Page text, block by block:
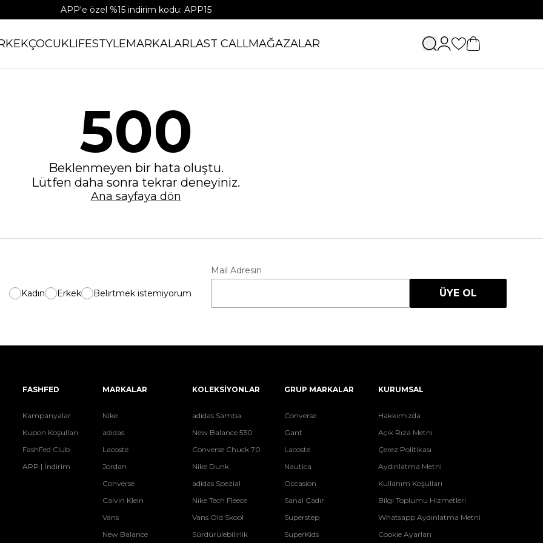
APP'e özel %15 indirim kodu: APP15
ÇOCUKLIFESTYLEMARKALARLAST CALLMAĞAZALAR
500
Beklenmeyen bir hata oluştu.
Lütfen daha sonra tekrar deneyiniz.
Ana sayfaya dön
Kadın Erkek Belirtmek istemiyorum
Mail Adresin
ÜYE OL
FASHFED
Kampanyalar
Kupon Koşulları
FashFed Club
APP | İndirim
MARKALAR
Nike
adidas
Lacoste
Jordan
Converse
Calvin Klein
Vans
New Balance
KOLEKSİYONLAR
adidas Samba
New Balance 530
Converse Chuck 70
Nike Dunk
adidas Spezial
Nike Tech Fleece
Vans Old Skool
Sürdürülebilirlik
GRUP MARKALAR
Converse
Gant
Lacoste
Nautica
Occasion
Sanal Çadır
Superstep
SuperKids
KURUMSAL
Hakkımızda
Açık Rıza Metni
Çerez Politikası
Aydınlatma Metni
Kullanım Koşulları
Bilgi Toplumu Hizmetleri
Whatsapp Aydınlatma Metni
Cookie Ayarları